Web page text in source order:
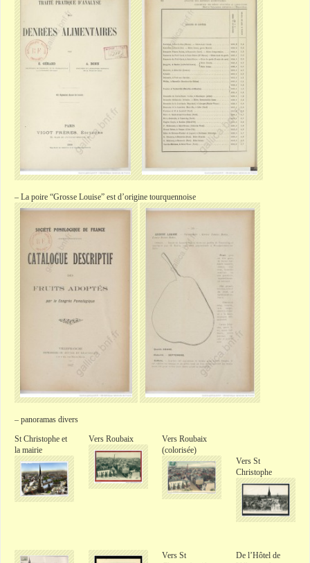
– La poire “Grosse Louise” est d’origine tourquennoise
– panoramas divers
St Christophe et
la mairie
Vers Roubaix
Vers Roubaix
(colorisée)
Vers St
Christophe
Vers St
De l’Hôtel de